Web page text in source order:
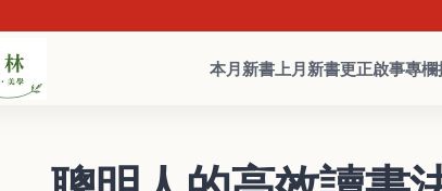
本月新書 上月新書更正啟事專欄